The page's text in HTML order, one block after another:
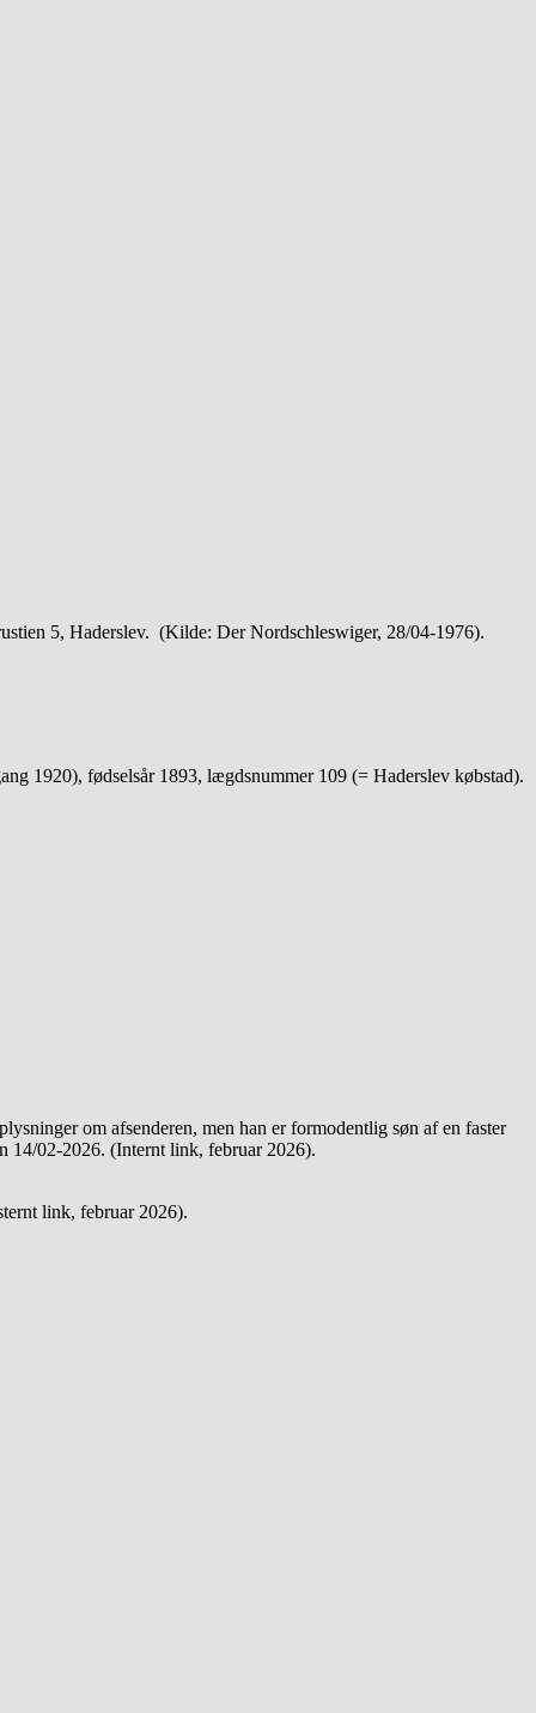
5, Haderslev. (Kilde: Der Nordschleswiger, 28/04-1976).
1920), fødselsår 1893, lægdsnummer 109 (= Haderslev købstad).
om afsenderen, men han er formodentlig søn af en faster
14/02-2026. (Internt link, februar 2026).
link, februar 2026).